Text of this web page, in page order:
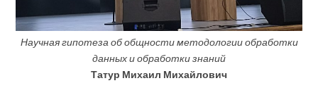
Научная гипотеза об общности методологии обработки
данных и обработки знаний
Татур Михаил Михайлович